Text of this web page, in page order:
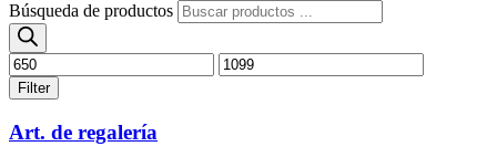
Búsqueda de productos
Filter
Art. de regalería